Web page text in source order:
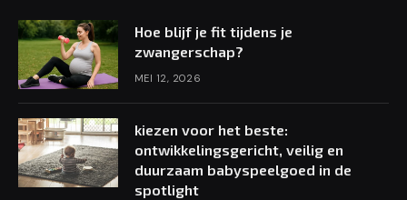
Hoe blijf je fit tijdens je
zwangerschap?
MEI 12, 2026
kiezen voor het beste:
ontwikkelingsgericht, veilig en
duurzaam babyspeelgoed in de
spotlight